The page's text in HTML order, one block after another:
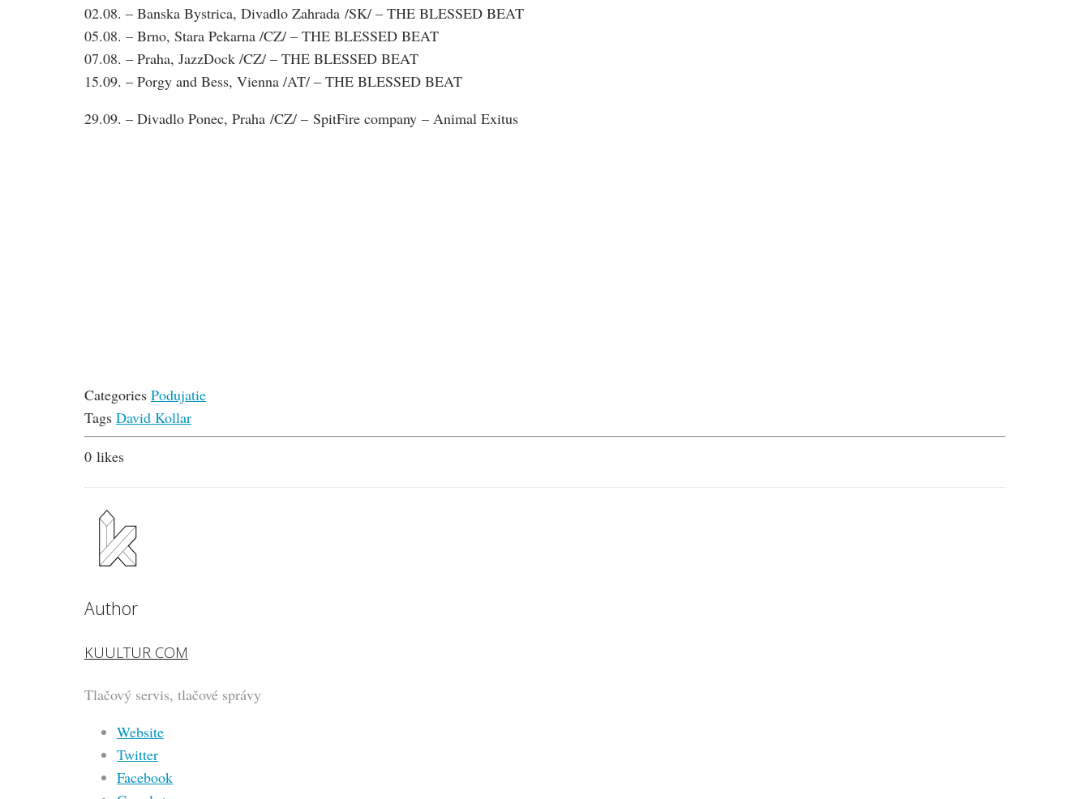
02.08. – Banska Bystrica, Divadlo Zahrada /SK/ – THE BLESSED BEAT
05.08. – Brno, Stara Pekarna /CZ/ – THE BLESSED BEAT
07.08. – Praha, JazzDock /CZ/ – THE BLESSED BEAT
15.09. – Porgy and Bess, Vienna /AT/ – THE BLESSED BEAT
29.09. – Divadlo Ponec, Praha /CZ/ – SpitFire company – Animal Exitus
Categories Podujatie
Tags David Kollar
0 likes
Author
KUULTUR COM
Tlačový servis, tlačové správy
Website
Twitter
Facebook